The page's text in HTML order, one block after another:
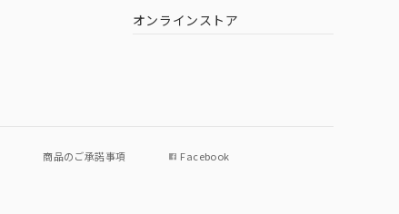
オンラインストア
商品のご承諾事項 Facebook